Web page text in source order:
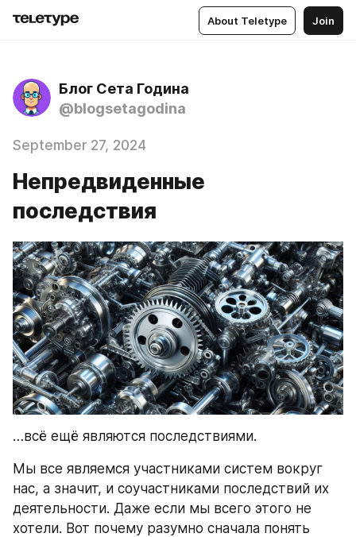
About Teletype Join
Блог Сета Година
@blogsetagodina
September 27, 2024
Непредвиденные
последствия
…всё ещё являются последствиями.
Мы все являемся участниками систем вокруг
нас, а значит, и соучастниками последствий их
деятельности. Даже если мы всего этого не
хотели. Вот почему разумно сначала понять